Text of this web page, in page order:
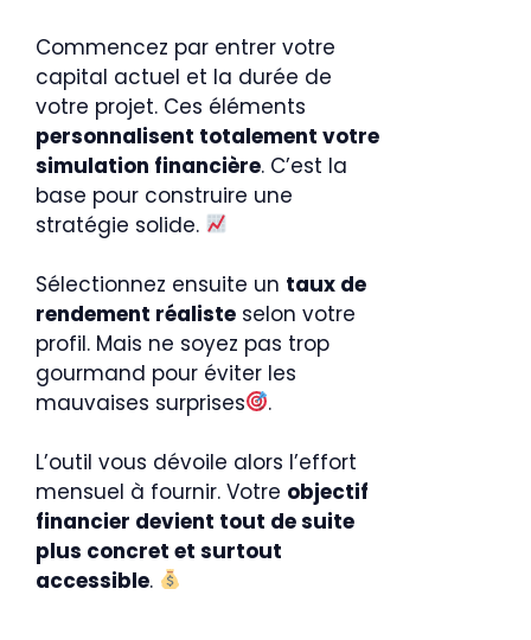
Commencez par entrer votre
capital actuel et la durée de
votre projet. Ces éléments
personnalisent totalement votre
simulation financière. C’est la
base pour construire une
stratégie solide.
Sélectionnez ensuite un taux de
rendement réaliste selon votre
profil. Mais ne soyez pas trop
gourmand pour éviter les
mauvaises surprises
.
L’outil vous dévoile alors l’effort
mensuel à fournir. Votre objectif
financier devient tout de suite
plus concret et surtout
accessible.